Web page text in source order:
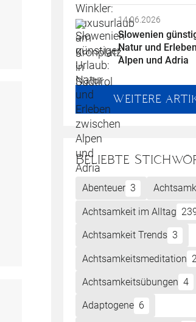
14.06.2026
Slowenien
Natur und
Alpen und Adria
WEITERE
Beliebte
Abenteuer 3
Achtsamkeit im Alltag
Achtsamkeit Trends 3
Achtsamkeitsmeditation 2
Achtsamkeitsübungen 4
Adaptogene 6